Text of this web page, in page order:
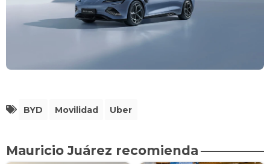
BYD Movilidad Uber
Mauricio Juárez recomienda